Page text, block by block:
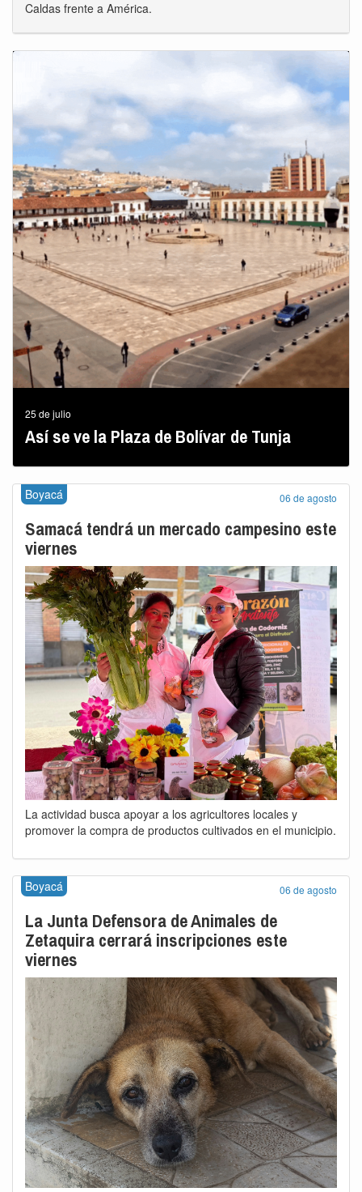
Caldas frente a América.
25 de julio
Así se ve la Plaza de Bolívar de Tunja
Boyacá 06 de agosto
Samacá tendrá un mercado campesino este
viernes
La actividad busca apoyar a los agricultores locales y
promover la compra de productos cultivados en el municipio.
Boyacá 06 de agosto
La Junta Defensora de Animales de
Zetaquira cerrará inscripciones este
viernes